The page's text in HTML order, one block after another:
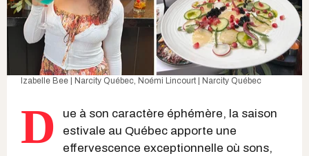
Izabelle Bee | Narcity Québec, Noémi Lincourt | Narcity Québec
D
ue à son caractère éphémère, la saison
estivale au Québec apporte une
effervescence exceptionnelle où sons,